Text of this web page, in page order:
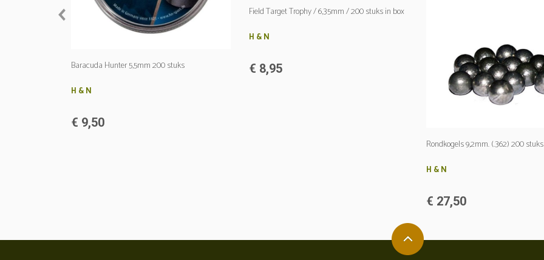
Baracuda Hunter 5,5mm 200 stuks
H & N
€ 9,50
Field Target Trophy / 6,35mm / 200 stuks in box
H & N
€ 8,95
Rondkogels 9,2mm. (.362) 200
H & N
€ 27,50